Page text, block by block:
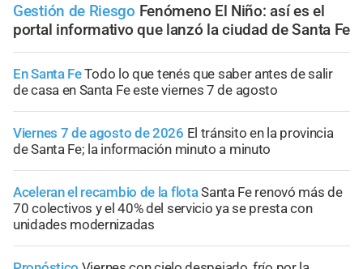
Gestión de Riesgo Fenómeno El Niño: así es el
portal informativo que lanzó la ciudad de Santa Fe
En Santa FeTodo lo que tenés que saber antes de salir
de casa en Santa Fe este viernes 7 de agosto
Viernes 7 de agosto de 2026 El tránsito en la provincia
de Santa Fe; la información minuto a minuto
Aceleran el recambio de la flotaSanta Fe renovó más de
70 colectivos y el 40% del servicio ya se presta con
unidades modernizadas